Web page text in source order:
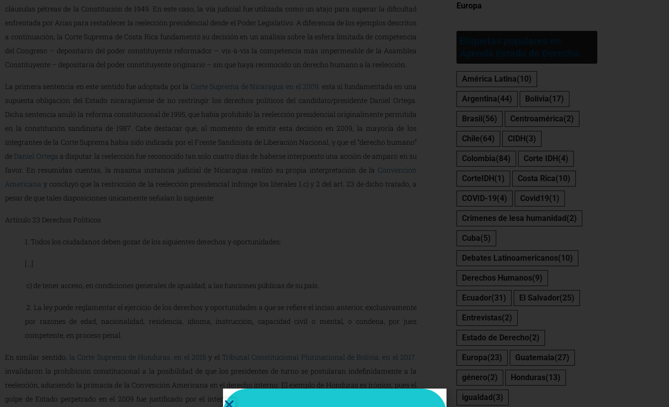
cláusulas pétreas de la Constitución de 1949. En este caso, la vía judicial fue utilizada como un atajo para superar la dificultad
enfrentada por Arias para restablecer la reelección presidencial desde el Poder Legislativo. A diferencia de los ejemplos descritos
a continuación, la Corte Suprema de Costa Rica fundamentó su decisión en un análisis sobre la esfera limitada de competencia
del Congreso – depositario del poder constituyente reformador – vis-à-vis la competencia más impermeable de la Asamblea
Constituyente – depositaria del poder constituyente originario – sin que haya reconocido un derecho humano a la reelección.
La primera sentencia en este sentido fue adoptada por la Corte Suprema de Nicaragua en el 2009 esta sí fundamentada en una
supuesta obligación del Estado nicaragüense de no restringir los derechos políticos del candidato/presidente Daniel Ortega.
Dicha sentencia anuló la reforma constitucional de 1995, que había prohibido la reelección presidencial originalmente permitida
en la constitución sandinista de 1987. Cabe destacar que, al momento de emitir esta decisión en 2009, la mayoría de los
integrantes de la Corte Suprema había sido indicada por el Frente Sandinista de Liberación Nacional, y que el “derecho humano”
de Daniel Ortega a disputar la reelección fue reconocido tan solo cuatro días de haberse interpuesto una acción de amparo en su
favor. En resumidas cuentas, la máxima instancia judicial de Nicaragua realizó su propia interpretación de la Convención
Americana y concluyó que la restricción de la reelección presidencial infringe los literales 1.c) y 2 del art. 23 de dicho tratado, a
pesar de que tales disposiciones únicamente señalan lo siguiente:
Artículo 23 Derechos Políticos
1. Todos los ciudadanos deben gozar de los siguientes derechos y oportunidades:
[…]
c) de tener acceso, en condiciones generales de igualdad, a las funciones públicas de su país.
2. La ley puede reglamentar el ejercicio de los derechos y oportunidades a que se refiere el inciso anterior, exclusivamente
por razones de edad, nacionalidad, residencia, idioma, instrucción, capacidad civil o mental, o condena, por juez
competente, en proceso penal.
En similar sentido, la Corte Suprema de Honduras, en el 2015 y el Tribunal Constitucional Plurinacional de Bolivia, en el 2017
invalidaron la prohibición constitucional a la posibilidad de que los presidentes de turno se postularan indefinidamente a la
reelección, aduciendo la primacía de la Convención Americana en el derecho interno. El ejemplo de Honduras es irónico, pues el
golpe de Estado perpetrado en el 2009 fue justificado por el intento del entonces presidente Manuel Zelaya de realizar una
Europa
América Latina(10)
Argentina(44) Bolivia(17)
Brasil(56) Centroamérica(2)
Chile(64) CIDH(3)
Colombia(84) Corte IDH(4)
CorteIDH(1) Costa Rica(10)
COVID-19(4) Covid19(1)
Crímenes de lesa humanidad(2)
Cuba(5)
Debates Latinoamericanos(10)
Derechos Humanos(9)
Ecuador(31) El Salvador(25)
Entrevistas(2)
Estado de Derecho(2)
Europa(23) Guatemala(27)
género(2) Honduras(13)
igualdad(3)